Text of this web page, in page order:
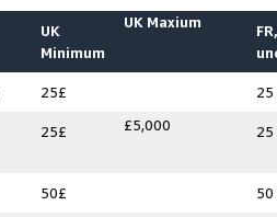
UK
Minimum
UK Maxium
25£ 25
25£ £5,000 25
50£ 50